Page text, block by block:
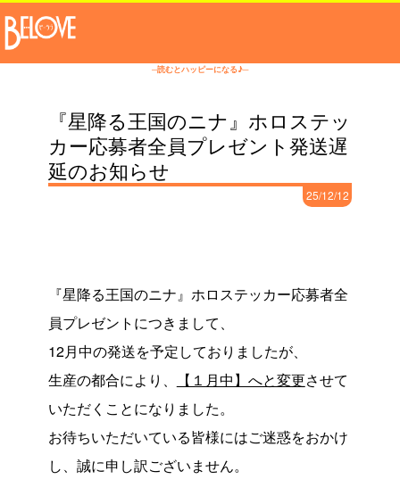
─読むとハッピーになる♪─
『星降る王国のニナ』ホロステッ
カー応募者全員プレゼント発送遅
延のお知らせ
25/12/12
『星降る王国のニナ』ホロステッカー応募者全
員プレゼントにつきまして、
12月中の発送を予定しておりましたが、
生産の都合により、
【１月中】へと変更させて
いただくことになりました。
お待ちいただいている皆様にはご迷惑をおかけ
し、誠に申し訳ございません。